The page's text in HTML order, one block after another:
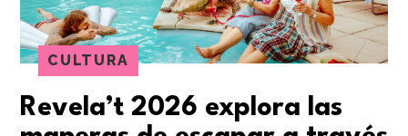
CULTURA
Revela’t 2026 explora las